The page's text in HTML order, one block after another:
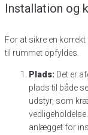
Installation og
For at sikre en
til rummet opfyldes.
Plads: Det er
plads til både
udstyr, som
anlægget for